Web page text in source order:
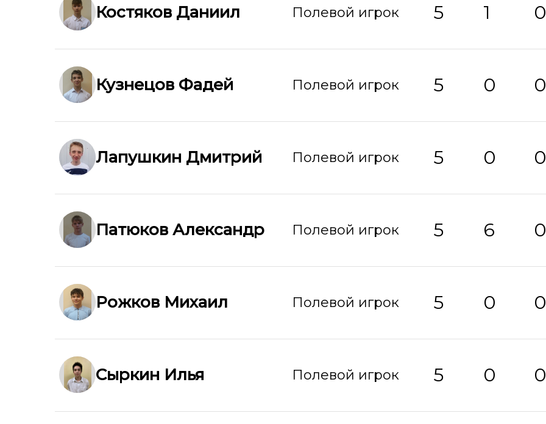
Костяков Даниил Полевой игрок 5 1 0
Кузнецов Фадей Полевой игрок 5 0 0
Лапушкин Дмитрий Полевой игрок 5 0 0
Патюков Александр Полевой игрок 5 6 0
Рожков Михаил Полевой игрок 5 0 0
Сыркин Илья Полевой игрок 5 0 0